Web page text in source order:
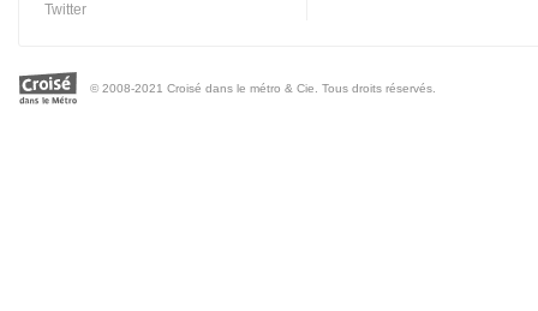
Twitter
© 2008-2021 Croisé dans le métro & Cie. Tous droits réservés.